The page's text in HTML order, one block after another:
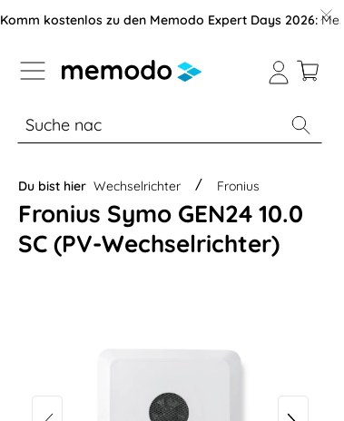
der B2B-Plattform springen
Komm kostenlos zu den Memodo Expert Days 2026:
% Sale Module Wechselrichter
Du bist hier Wechselrichter Fronius
Fronius Symo GEN24 10.0
SC (PV-Wechselrichter)